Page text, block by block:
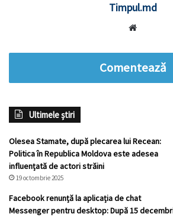
Timpul.md
Comentează
Ultimele știri
Olesea Stamate, după plecarea lui Recean:
Politica în Republica Moldova este adesea
influențată de actori străini
19 octombrie 2025
Facebook renunță la aplicația de chat
Messenger pentru desktop: După 15